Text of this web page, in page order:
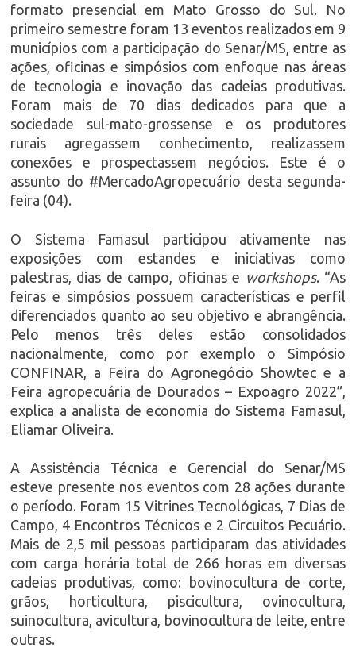
formato presencial em Mato Grosso do Sul. No
primeiro semestre foram 13 eventos realizados em 9
municípios com a participação do Senar/MS, entre as
ações, oficinas e simpósios com enfoque nas áreas
de tecnologia e inovação das cadeias produtivas.
Foram mais de 70 dias dedicados para que a
sociedade sul-mato-grossense e os produtores
rurais agregassem conhecimento, realizassem
conexões e prospectassem negócios. Este é o
assunto do #MercadoAgropecuário desta segunda-
feira (04).
O Sistema Famasul participou ativamente nas
exposições com estandes e iniciativas como
palestras, dias de campo, oficinas e workshops. “As
feiras e simpósios possuem características e perfil
diferenciados quanto ao seu objetivo e abrangência.
Pelo menos três deles estão consolidados
nacionalmente, como por exemplo o Simpósio
CONFINAR, a Feira do Agronegócio Showtec e a
Feira agropecuária de Dourados – Expoagro 2022”,
explica a analista de economia do Sistema Famasul,
Eliamar Oliveira.
A Assistência Técnica e Gerencial do Senar/MS
esteve presente nos eventos com 28 ações durante
o período. Foram 15 Vitrines Tecnológicas, 7 Dias de
Campo, 4 Encontros Técnicos e 2 Circuitos Pecuário.
Mais de 2,5 mil pessoas participaram das atividades
com carga horária total de 266 horas em diversas
cadeias produtivas, como: bovinocultura de corte,
grãos, horticultura, piscicultura, ovinocultura,
suinocultura, avicultura, bovinocultura de leite, entre
outras.